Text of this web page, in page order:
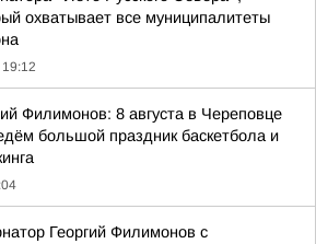
охватывает все муниципалитеты
19:12
Филимонов: 8 августа в Череповце
большой праздник баскетбола и
Георгий Филимонов с